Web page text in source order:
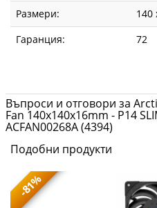
Размери:
140
Гаранция:
72
Въпроси и отговори за
Fan 140x140x16mm - P14
ACFAN00268A (4394)
Подобни продукти
-81%